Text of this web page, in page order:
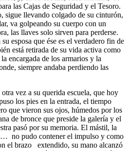
las Cajas de Seguridad y el Tesoro.
sigue llevando colgado de su cinturón,
va golpeando su cuerpo con un
las llaves solo sirven para perderse.
esposa que ése es el verdadero fin de
está retirada de su vida activa como
encargada de los armarios y la
siempre andaba perdiendo las
vez a su querida escuela, que hoy
los pies en la entrada, el tiempo
que vieron sus ojos, húmedos por los
de bronce que preside la galería y el
pasó por su memoria. El mástil, la
no pudo contener el impulso y como
el brazo extendido, su mano alcanzó